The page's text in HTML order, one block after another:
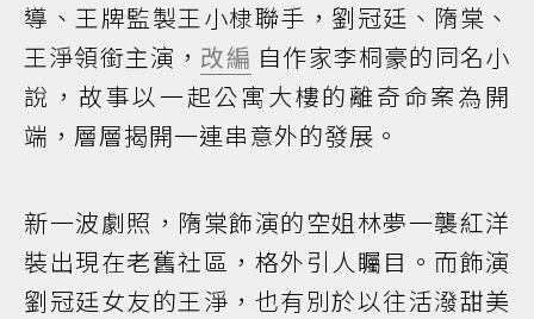
導、王牌監製王小棣聯手，劉冠廷、隋棠、
王淨領銜主演， 改編 自作家李桐豪的同名小
說，故事以一起公寓大樓的離奇命案為開
端，層層揭開一連串意外的發展。
新一波劇照，隋棠飾演的空姐林夢一襲紅洋
裝出現在老舊社區，格外引人矚目。而飾演
劉冠廷女友的王淨，也有別於以往活潑甜美